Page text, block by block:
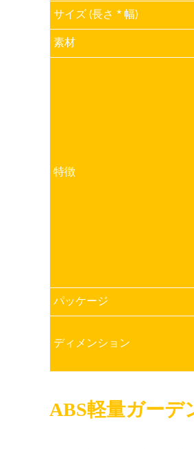
サイズ (長さ * 幅)
素材
特徴
パッケージ
ディメンション
ABS軽量ガーデ